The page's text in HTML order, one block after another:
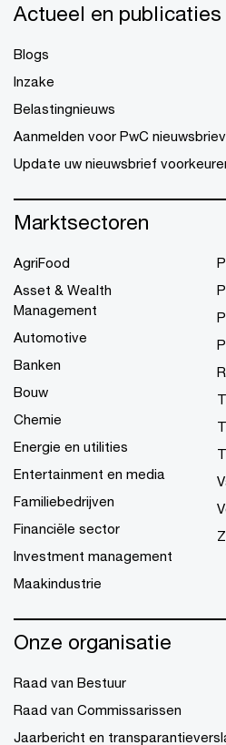
Actueel en publicaties
Blogs
Inzake
Belastingnieuws
Aanmelden voor PwC
Update uw nieuwsbrief
Marktsectoren
AgriFood
Asset & Wealth
Management
Automotive
Banken
Bouw
Chemie
Energie en utilities
Entertainment en media
Familiebedrijven
Financiële sector
Investment management
Maakindustrie
Onze organisatie
Raad van Bestuur
Raad van Commissarissen
Jaarbericht en